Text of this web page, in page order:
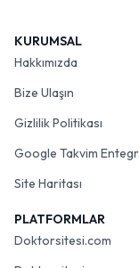
KURUMSAL
Hakkımızda
Bize Ulaşın
Gizlilik Politikası
Google Takvim
Site Haritası
PLATFORMLAR
Doktorsitesi.com